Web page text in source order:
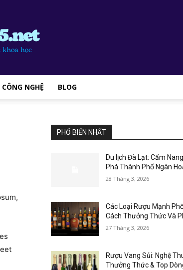
NGHỆ BLOG
PHỔ BIẾN NHẤT
Du lịch Đà Lạt: Cẩm
Phá Thành Phố Ngàn
28 Tháng 3, 2026
Các Loại Rượu Mạnh
Cách Thưởng Thức Và
27 Tháng 3, 2026
Rượu Vang Sủi: Nghệ
Thưởng Thức & Top